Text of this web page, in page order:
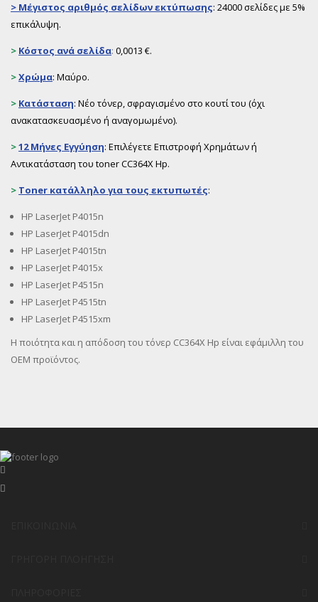
> Μέγιστος αριθμός σελίδων εκτύπωσης: 24000 σελίδες με 5%
επικάλυψη.
> Κόστος ανά σελίδα: 0,0013 €.
>Χρώμα: Μαύρο.
> Κατάσταση: Νέο τόνερ, σφραγισμένο στο κουτί του (όχι
ανακατασκευασμένο ή αναγομωμένο).
>12 Μήνες Εγγύηση: Επιλέγετε Επιστροφή Χρημάτων ή
Αντικατάσταση του toner CC364X Hp.
> Toner κατάλληλο για τους εκτυπωτές:
HP LaserJet P4015n
HP LaserJet P4015dn
HP LaserJet P4015tn
HP LaserJet P4015x
HP LaserJet P4515n
HP LaserJet P4515tn
HP LaserJet P4515xm
Η ποιότητα και η απόδοση του τόνερ CC364X Hp είναι εφάμιλλη του
OEM προϊόντος.